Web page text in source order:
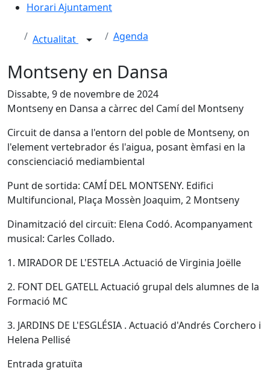
Horari Ajuntament
Actualitat Agenda
Montseny en Dansa
Dissabte, 9 de novembre de 2024
Montseny en Dansa a càrrec del Camí del Montseny
Circuit de dansa a l'entorn del poble de Montseny, on
l'element vertebrador és l'aigua, posant èmfasi en la
conscienciació mediambiental
Punt de sortida: CAMÍ DEL MONTSENY. Edifici
Multifuncional, Plaça Mossèn Joaquim, 2 Montseny
Dinamització del circuït: Elena Codó. Acompanyament
musical: Carles Collado.
1. MIRADOR DE L'ESTELA .Actuació de Virginia Joëlle
2. FONT DEL GATELL Actuació grupal dels alumnes de la
Formació MC
3. JARDINS DE L'ESGLÉSIA . Actuació d'Andrés Corchero i
Helena Pellisé
Entrada gratuïta